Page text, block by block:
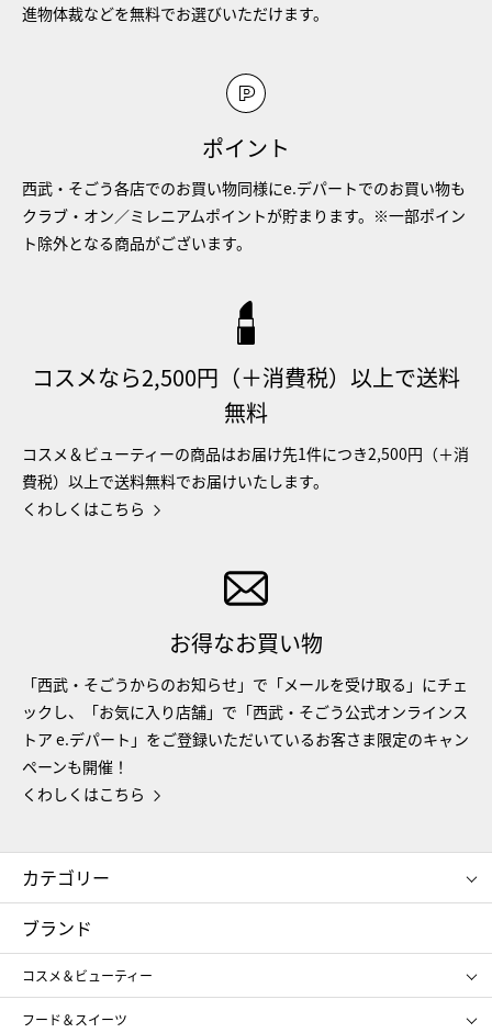
進物体裁などを無料でお選びいただけます。
ポイント
西武・そごう各店でのお買い物同様にe.デパートでのお買い物も
クラブ・オン／ミレニアムポイントが貯まります。※一部ポイン
ト除外となる商品がございます。
コスメなら2,500円（＋消費税）以上で送料
無料
コスメ＆ビューティーの商品はお届け先1件につき2,500円（＋消
費税）以上で送料無料でお届けいたします。
くわしくはこちら
お得なお買い物
「西武・そごうからのお知らせ」で「メールを受け取る」にチェ
ックし、「お気に入り店舗」で「西武・そごう公式オンラインス
トア e.デパート」をご登録いただいているお客さま限定のキャン
ペーンも開催！
くわしくはこちら
カテゴリー
コスメ＆ビューティー
ギフト
レディース
メンズ
スポーツ・アウトドア
ブランド
コスメ＆ビューティー
SHISEIDO
フード＆スイーツ